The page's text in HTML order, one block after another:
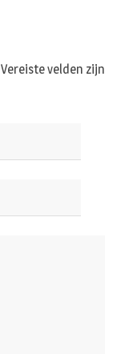
Vereiste velden zijn